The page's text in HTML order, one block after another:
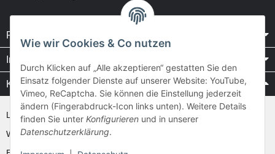
Rechtliches
Informationen
Kataloge / Videos
Layher Videos und Downloads
WAKÜ
Wie wir Cookies & Co nutzen
Durch Klicken auf „Alle akzeptieren“ gestatten Sie den
Einsatz folgender Dienste auf unserer Website: YouTube,
Vimeo, ReCaptcha. Sie können die Einstellung jederzeit
ändern (Fingerabdruck-Icon links unten). Weitere Details
finden Sie unter Konfigurieren und in unserer
Datenschutzerklärung.